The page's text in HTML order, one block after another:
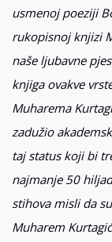
usmenoj poeziji
rukopisnoj knjizi
naše ljubavne
knjiga ovakve
Muharema
zadužio
taj status koji bi
najmanje 50
stihova misli da
Muharem